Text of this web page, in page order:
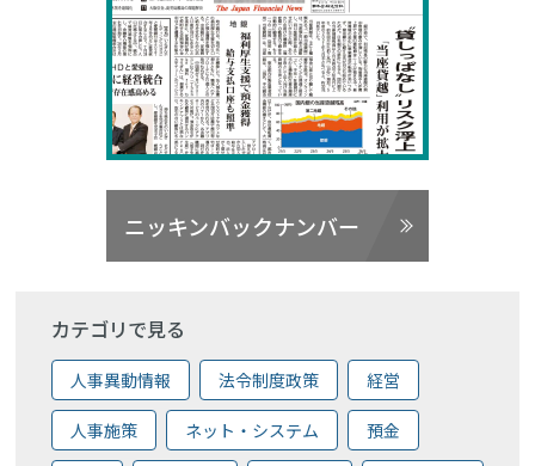
ニッキンバックナンバー
カテゴリで見る
人事異動情報 法令制度政策 経営
人事施策 ネット・システム 預金